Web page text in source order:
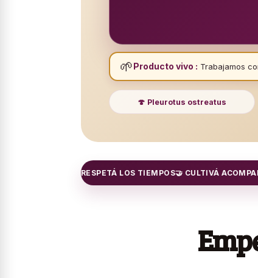
🌱Producto vivo : Trabajamos
🍄 Pleurotus ostreatus
🌱 RESPETÁ LOS TIEMPOS🤝 CULTIVÁ ACOMPAÑADO